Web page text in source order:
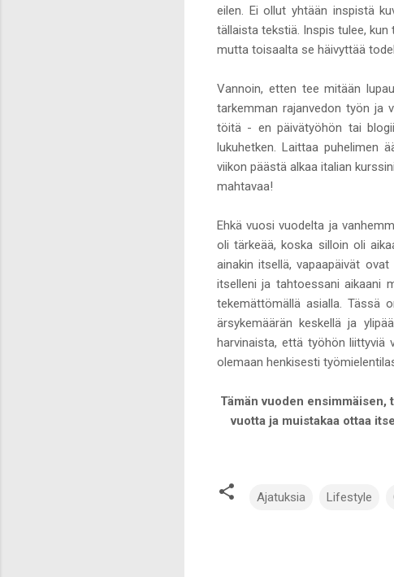
eilen. Ei ollut yhtään inspistä
tällaista tekstiä. Inspis tulee,
mutta toisaalta se häivyttää
Vannoin, etten tee mitään
tarkemman rajanvedon työn ja
töitä - en päivätyöhön tai
lukuhetken. Laittaa puhelimen
viikon päästä alkaa italian
mahtavaa!
Ehkä vuosi vuodelta ja
oli tärkeää, koska silloin oli
ainakin itsellä, vapaapäivät
itselleni ja tahtoessani aikaani
tekemättömällä asialla. Tässä
ärsykemäärän keskellä ja
harvinaista, että työhön liittyviä
olemaan henkisesti
Tämän vuoden
vuotta ja muistakaa ottaa
Ajatuksia Lifestyle